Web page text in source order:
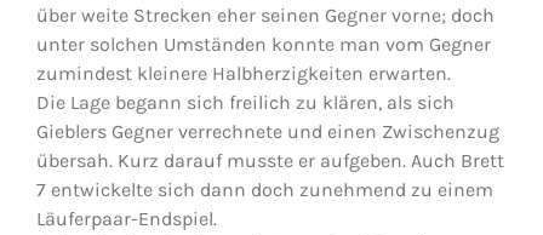
über weite Strecken eher seinen Gegner vorne; doch
unter solchen Umständen konnte man vom Gegner
zumindest kleinere Halbherzigkeiten erwarten.
Die Lage begann sich freilich zu klären, als sich
Gieblers Gegner verrechnete und einen Zwischenzug
übersah. Kurz darauf musste er aufgeben. Auch Brett
7 entwickelte sich dann doch zunehmend zu einem
Läuferpaar-Endspiel.